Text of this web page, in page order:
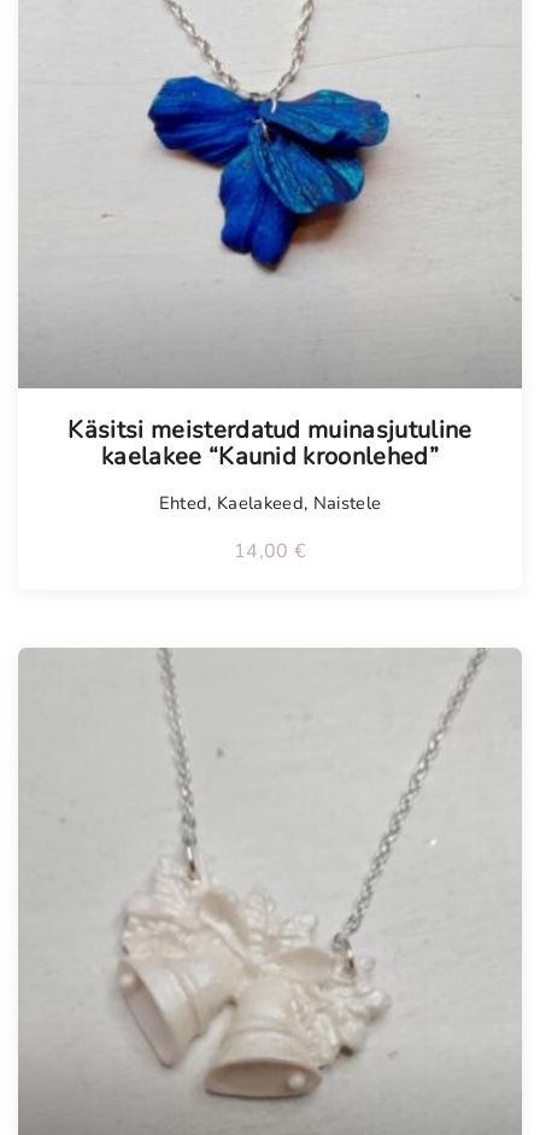
Käsitsi meisterdatud muinasjutuline
kaelakee “Kaunid kroonlehed”
Ehted, Kaelakeed, Naistele
14,00 €